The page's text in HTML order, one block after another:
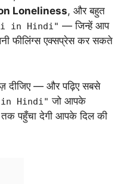
Loneliness, और बहुत
in Hindi" — जिन्हें आप
फीलिंग्स एक्सप्रेस कर सकते
दीजिए — और पढ़िए सबसे
in Hindi" जो आपके
तक पहुँचा देगी आपके दिल की